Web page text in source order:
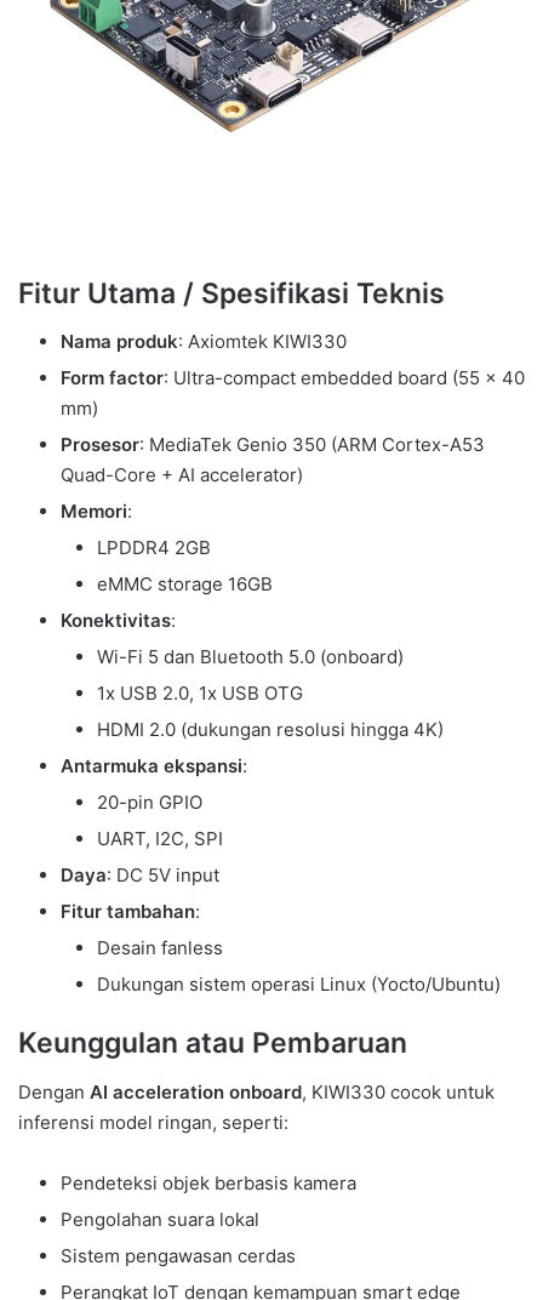
Fitur Utama / Spesifikasi Teknis
Nama produk: Axiomtek KIWI330
Form factor: Ultra-compact embedded board (55 x 40
mm)
Prosesor: MediaTek Genio 350 (ARM Cortex-A53
Quad-Core + AI accelerator)
Memori:
LPDDR4 2GB
eMMC storage 16GB
Konektivitas:
Wi-Fi 5 dan Bluetooth 5.0 (onboard)
1x USB 2.0, 1x USB OTG
HDMI 2.0 (dukungan resolusi hingga 4K)
Antarmuka ekspansi:
20-pin GPIO
UART, I2C, SPI
Daya: DC 5V input
Fitur tambahan:
Desain fanless
Dukungan sistem operasi Linux (Yocto/Ubuntu)
Keunggulan atau Pembaruan
Dengan AI acceleration onboard, KIWI330 cocok untuk
inferensi model ringan, seperti:
Pendeteksi objek berbasis kamera
Pengolahan suara lokal
Sistem pengawasan cerdas
Perangkat IoT dengan kemampuan smart edge